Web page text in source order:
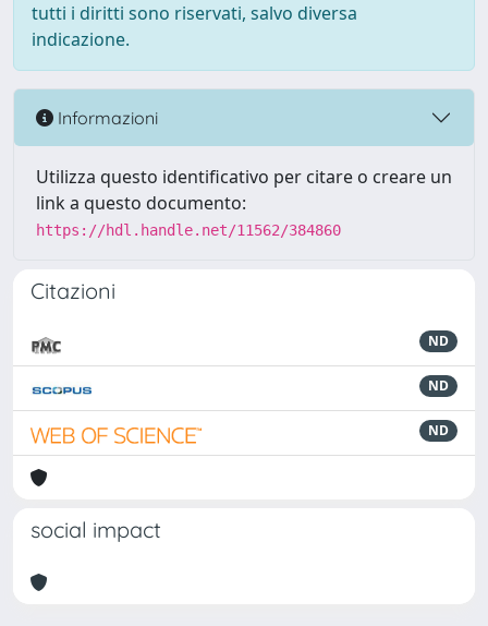
tutti i diritti sono riservati, salvo diversa
indicazione.
Informazioni
Utilizza questo identificativo per citare o creare un
link a questo documento:
https://hdl.handle.net/11562/384860
Citazioni
ND
ND
ND
social impact